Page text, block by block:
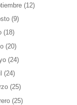
(12)
(9)
(18)
(20)
(24)
(24)
(25)
(25)